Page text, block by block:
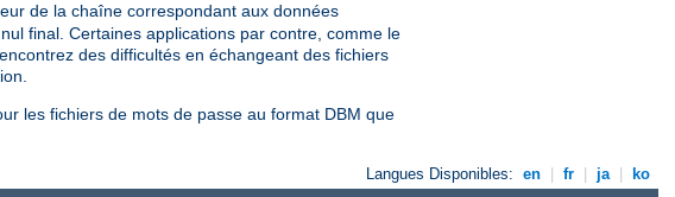
de la chaîne correspondant aux données
final. Certaines applications par contre, comme le
des difficultés en échangeant des fichiers
les fichiers de mots de passe au format DBM que
Langues Disponibles: en fr ja ko